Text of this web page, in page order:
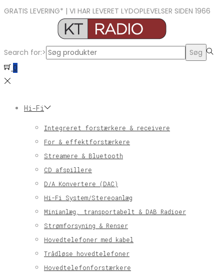
GRATIS LEVERING* | VI HAR LEVERET LYDOPLEVELSER SIDEN 1966
Search for:>
Søg
0
Hi-Fi
Integreret forstærkere & receivere
For & effektforstærkere
Streamere & Bluetooth
CD afspillere
D/A Konvertere (DAC)
Hi-Fi System/Stereoanlæg
Minianlæg, transportabelt & DAB Radioer
Strømforsyning & Renser
Hovedtelefoner med kabel
Trådløse hovedtelefoner
Hovedtelefonforstærkere